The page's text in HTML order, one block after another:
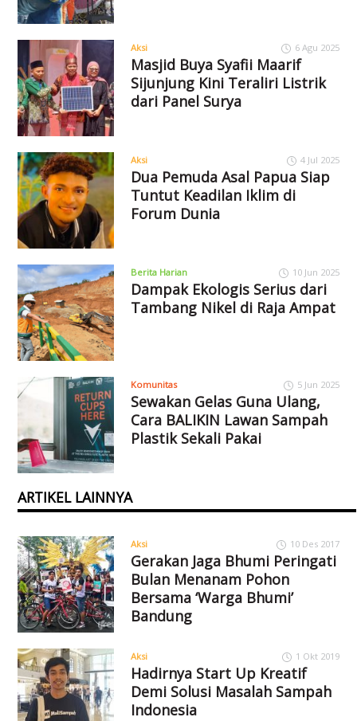
Aksi 6 Agu 2025
Masjid Buya Syafii Maarif
Sijunjung Kini Teraliri Listrik
dari Panel Surya
Aksi 4 Jul 2025
Dua Pemuda Asal Papua Siap
Tuntut Keadilan Iklim di
Forum Dunia
Berita Harian 10 Jun 2025
Dampak Ekologis Serius dari
Tambang Nikel di Raja Ampat
Komunitas 5 Jun 2025
Sewakan Gelas Guna Ulang,
Cara BALIKIN Lawan Sampah
Plastik Sekali Pakai
ARTIKEL LAINNYA
Aksi 10 Des 2017
Gerakan Jaga Bhumi Peringati
Bulan Menanam Pohon
Bersama ‘Warga Bhumi’
Bandung
Aksi 1 Okt 2019
Hadirnya Start Up Kreatif
Demi Solusi Masalah Sampah
Indonesia